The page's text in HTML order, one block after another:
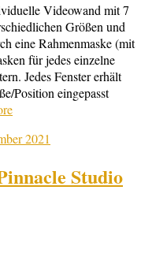
Videowand mit 7
Größen und
eine Rahmenmaske (mit
für jedes einzelne
Jedes Fenster erhält
Position eingepasst
2021
Studio